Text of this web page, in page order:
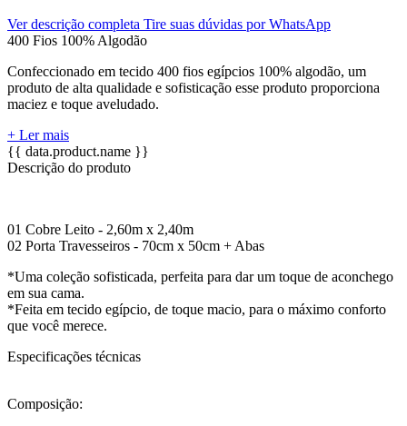
Ver descrição completa Tire suas dúvidas por WhatsApp
400 Fios 100% Algodão
Confeccionado em tecido 400 fios egípcios 100% algodão, um
produto de alta qualidade e sofisticação esse produto proporciona
maciez e toque aveludado.
+ Ler mais
{{ data.product.name }}
Descrição do produto
01 Cobre Leito - 2,60m x 2,40m
02 Porta Travesseiros - 70cm x 50cm + Abas
*Uma coleção sofisticada, perfeita para dar um toque de aconchego
em sua cama.
*Feita em tecido egípcio, de toque macio, para o máximo conforto
que você merece.
Especificações técnicas
Composição: